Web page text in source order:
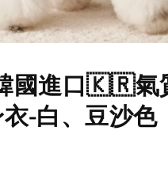
國進口🇰🇷氣
-白、豆沙色